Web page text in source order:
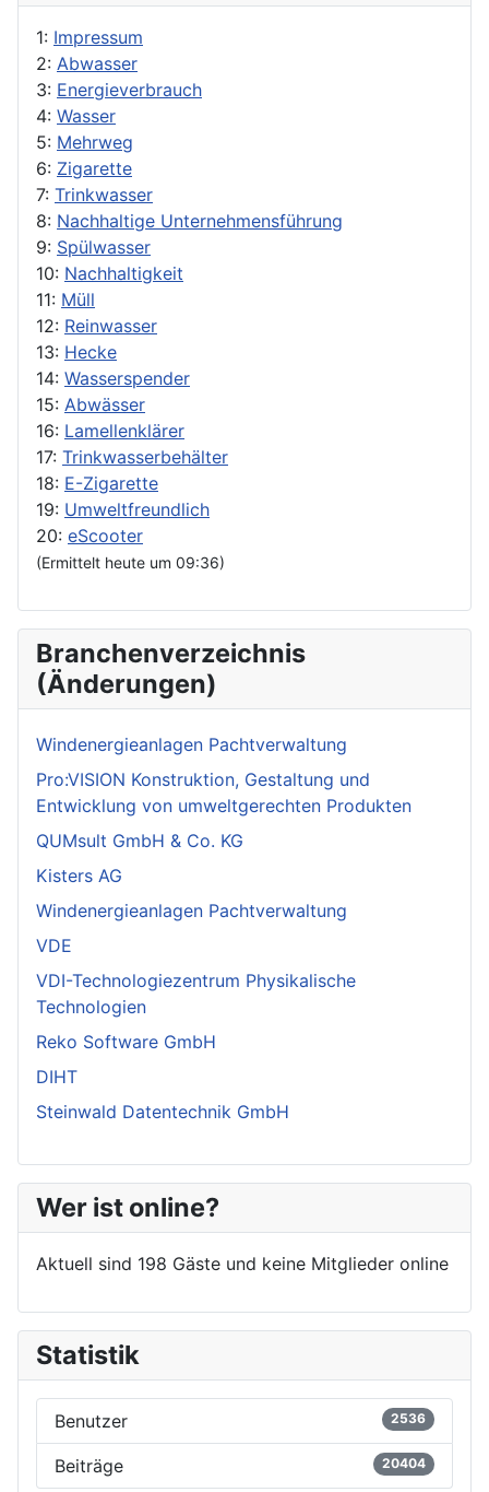
1: Impressum
2: Abwasser
3: Energieverbrauch
4: Wasser
5: Mehrweg
6: Zigarette
7: Trinkwasser
8: Nachhaltige Unternehmensführung
9: Spülwasser
10: Nachhaltigkeit
11: Müll
12: Reinwasser
13: Hecke
14: Wasserspender
15: Abwässer
16: Lamellenklärer
17: Trinkwasserbehälter
18: E-Zigarette
19: Umweltfreundlich
20: eScooter
(Ermittelt heute um 09:36)
Branchenverzeichnis
(Änderungen)
Windenergieanlagen Pachtverwaltung
Pro:VISION Konstruktion, Gestaltung und
Entwicklung von umweltgerechten Produkten
QUMsult GmbH & Co. KG
Kisters AG
Windenergieanlagen Pachtverwaltung
VDE
VDI-Technologiezentrum Physikalische
Technologien
Reko Software GmbH
DIHT
Steinwald Datentechnik GmbH
Wer ist online?
Aktuell sind 198 Gäste und keine Mitglieder online
Statistik
Benutzer 2536
Beiträge 20404